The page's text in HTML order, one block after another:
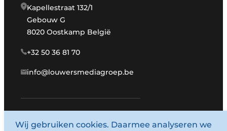
Kapellestraat 132/1
Gebouw G
8020 Oostkamp België
+32 50 36 81 70
info@louwersmediagroep.be
www.louwersmediagroep.com
Wij gebruiken cookies. Daarmee analyseren we